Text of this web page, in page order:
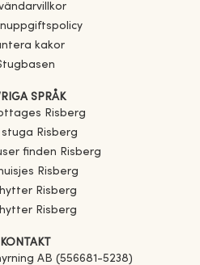
kakor
SPRÅK
Risberg
stuga
Risberg
finden
Risberg
Risberg
hytter Risberg
hytter Risberg
KONTAKT
AB (556681-5238)